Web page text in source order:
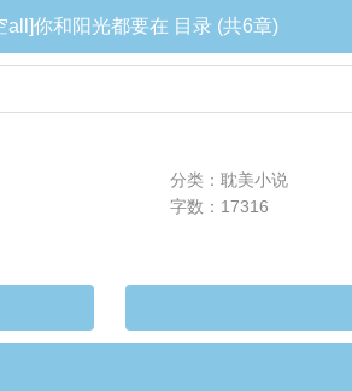
all]你和阳光都要在 目录 (共6章)
分类：耽美小说
字数：17316